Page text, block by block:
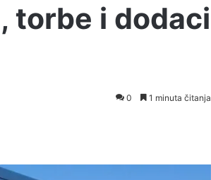
torbe i dodaci
0 1 minuta čitanja